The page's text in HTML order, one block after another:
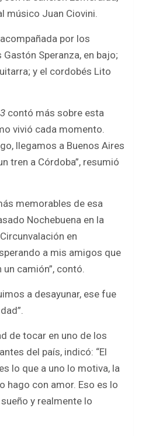
músico Juan Ciovini.
por los
Speranza, en bajo;
y el cordobés Lito
contó más sobre esta
vivió cada momento.
llegamos a Buenos Aires
tren a Córdoba”, resumió
memorables de esa
Nochebuena en la
en
a mis amigos que
camión”, contó.
a desayunar, ese fue
de tocar en uno de los
del país, indicó: “El
lo que a uno lo motiva, la
hago con amor. Eso es lo
y realmente lo